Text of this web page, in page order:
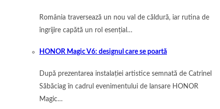
România traversează un nou val de căldură, iar rutina de
îngrijire capătă un rol esențial…
HONOR Magic V6: designul care se poartă
După prezentarea instalației artistice semnată de Catrinel
Săbăciag în cadrul evenimentului de lansare HONOR
Magic…